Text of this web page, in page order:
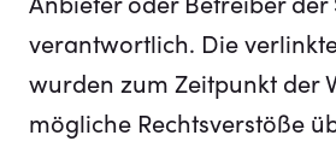
verantwortlich. Die
wurden zum Zeitpunkt der
mögliche Rechtsverstöße